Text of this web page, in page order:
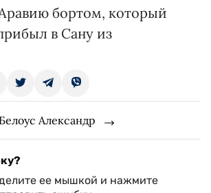
бортом, который
в Сану из
Александр
ее мышкой и нажмите